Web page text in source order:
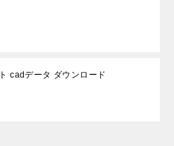
cadデータ ダウンロード